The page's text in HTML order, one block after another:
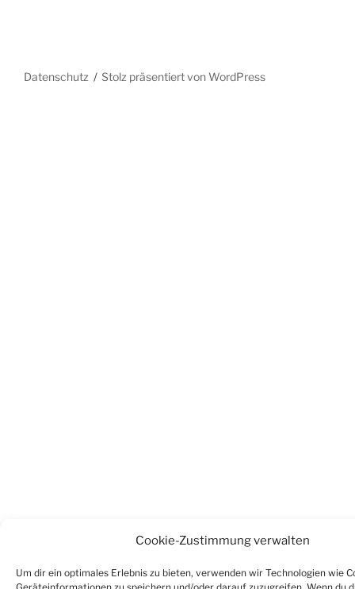
Cookie-Zustimmung verwalten
Um dir ein optimales Erlebnis zu bieten, verwenden wir Technologien wie
Datenschutz Stolz präsentiert von WordPress